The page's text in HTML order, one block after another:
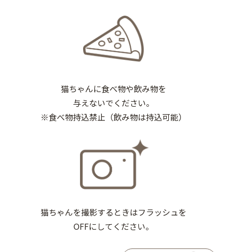
猫ちゃんに食べ物や飲み物を
与えないでください。
※食べ物持込禁止（飲み物は持込可能）
猫ちゃんを撮影するときはフラッシュを
OFFにしてください。